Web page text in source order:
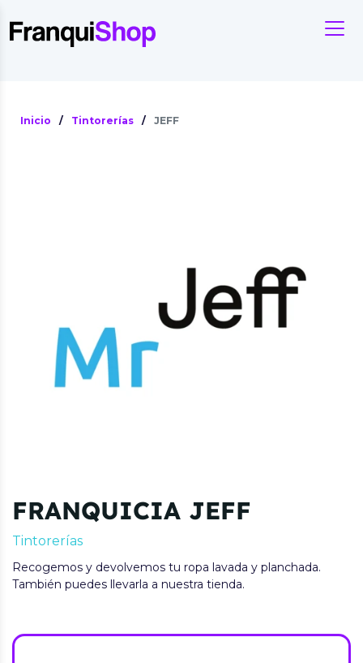
Inicio / Tintorerías / JEFF
FRANQUICIA JEFF
Tintorerías
Recogemos y devolvemos tu ropa lavada y planchada.
También puedes llevarla a nuestra tienda.